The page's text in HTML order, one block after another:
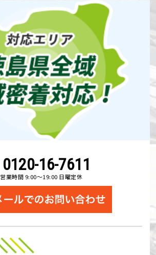
0120-16-7611
営業時間 9:00～19:00 日曜定休